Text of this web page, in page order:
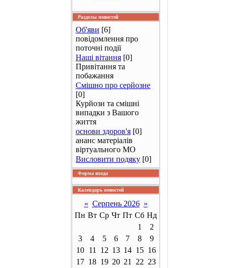
Разделы новостей
Об'яви [6]
повідомлення про
поточні події
Наші вітання [0]
Привітання та
побажання
Смішно про серйозне
[0]
Курйози та смішні
випадки з Вашого
життя
основи здоров'я [0]
ананс матеріалів
віртуального МО
Висловити подяку [0]
Форма входа
Календарь новостей
« Серпень 2026 »
Пн Вт Ср Чт Пт Сб Нд
1
2
3
4 5 6 7 8
9
10
11 12 13 14 15 16
17 18 19 20 21 22 23